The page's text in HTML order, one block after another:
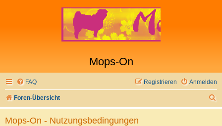
Mops-On
FAQ Anmelden
Registrieren
Foren-Übersicht
u
Mops-On - Nutzungsbedingungen